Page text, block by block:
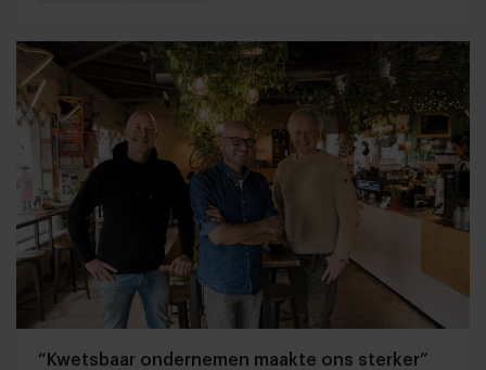
“Kwetsbaar ondernemen maakte ons sterker”